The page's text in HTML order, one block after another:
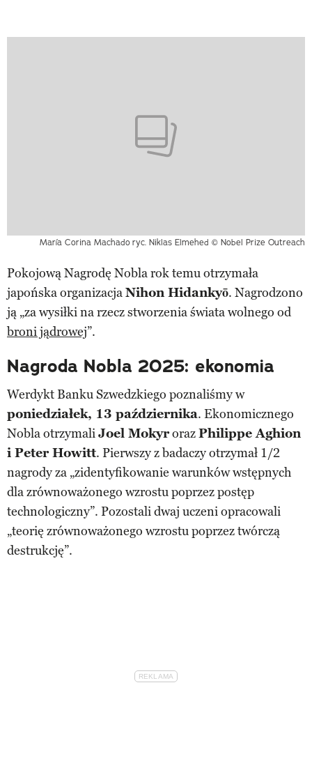
María Corina Machado ryc. Niklas Elmehed © Nobel Prize Outreach
Pokojową Nagrodę Nobla rok temu otrzymała
japońska organizacjaNihon Hidankyō. Nagrodzono
ją „za wysiłki na rzecz stworzenia świata wolnego od
broni jądrowej”.
Nagroda Nobla 2025: ekonomia
Werdykt Banku Szwedzkiego poznaliśmy w
poniedziałek, 13 października. Ekonomicznego
Nobla otrzymaliJoel MokyrorazPhilippe Aghion
i Peter Howitt. Pierwszy z badaczy otrzymał 1/2
nagrody za „zidentyfikowanie warunków wstępnych
dla zrównoważonego wzrostu poprzez postęp
technologiczny”. Pozostali dwaj uczeni opracowali
„teorię zrównoważonego wzrostu poprzez twórczą
destrukcję”.